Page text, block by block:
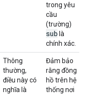
trong yêu
cầu
(trường)
sub là
chính xác.
Thông
thường,
điều này có
nghĩa là
Đảm bảo
rằng đồng
hồ trên hệ
thống nơi